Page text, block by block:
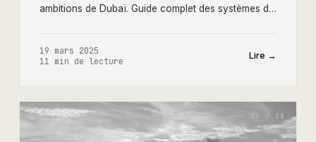
ambitions de Dubaï. Guide complet des systèmes de
19 mars 2025
11 min de lecture Lire →
— 06 / 08